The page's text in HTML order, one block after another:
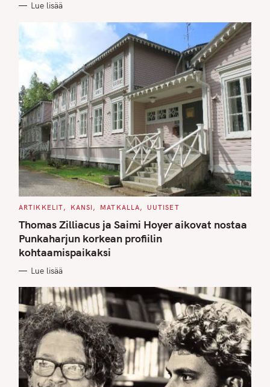
I
Lue lisää
C
T
E
G
O
R
I
S
ARTIKKELIT KANSI MATKALLA UUTISET
Thomas Zilliacus ja Saimi Hoyer aikovat nostaa
Punkaharjun korkean profiilin
kohtaamispaikaksi
Lue lisää